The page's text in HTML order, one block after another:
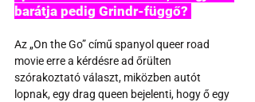
barátja pedig Grindr-függő?
Az „On the Go” című spanyol queer road
movie erre a kérdésre ad őrülten
szórakoztató választ, miközben autót
lopnak, egy drag queen bejelenti, hogy ő egy